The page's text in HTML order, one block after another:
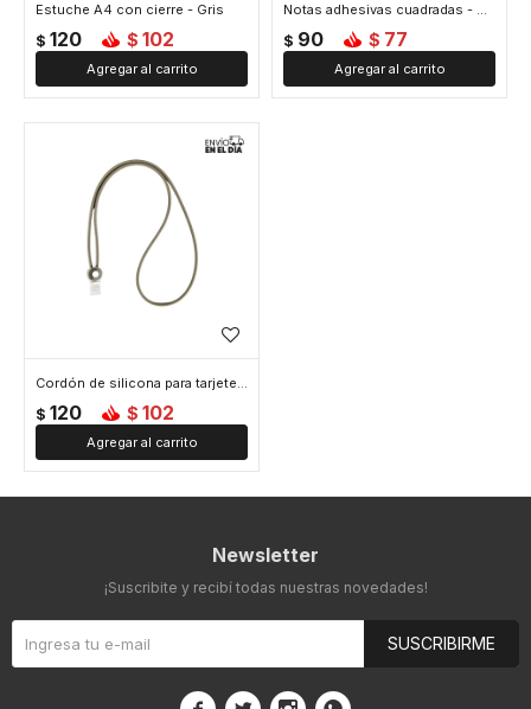
Estuche A4 con cierre - Gris
$ 120 $ 102
Notas adhesivas cuadradas - Gris
$ 90 $ 77
Cordón de silicona para tarjetero - Gris
$ 120 $ 102
Newsletter
¡Suscribite y recibí todas nuestras novedades!
SUSCRIBIRME